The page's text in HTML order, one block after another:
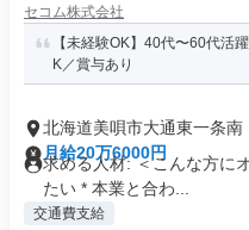
セコム株式会社
【未経験OK】40代〜60代活
K／賞与あり
北海道美唄市大通東一条南
月給20万6000円
求める人材: ＜こんな方に
たい * 本業と合わ...
交通費支給